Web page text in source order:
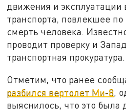
движения и эксплуатации
транспорта, повлекшее
смерть человека.
проводит проверку и
транспортная прокуратура.
Отметим, что ранее
разбился вертолет Ми-8,
выяснилось, что это была